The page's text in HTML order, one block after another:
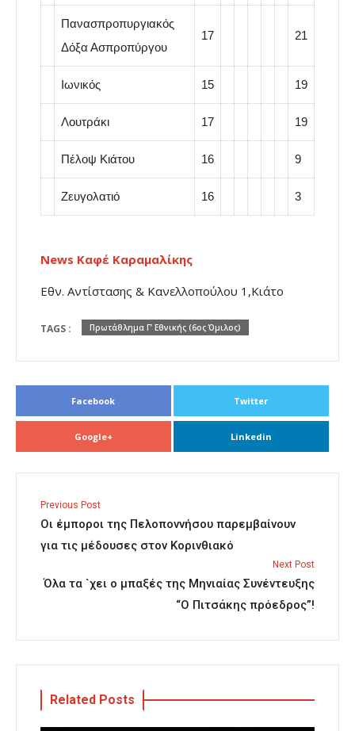
Πανασπροπυργιακός
Δόξα Ασπροπύργου
17 21
Ιωνικός 15 19
Λουτράκι 17 19
Πέλοψ Κιάτου 16 9
Ζευγολατιό 16 3
News Καφέ Καραμαλίκης
Εθν. Αντίστασης & Κανελλοπούλου 1,Κιάτο
TAGS : Πρωτάθλημα Γ’ Εθνικής (6ος Όμιλος)
Facebook Twitter
Google+ Linkedin
Previous Post
Οι έμποροι της Πελοποννήσου παρεμβαίνουν
για τις μέδουσες στον Κορινθιακό
Next Post
Όλα τα `χει ο μπαξές της Μηνιαίας Συνέντευξης
“Ο Πιτσάκης πρόεδρος”!
Related Posts